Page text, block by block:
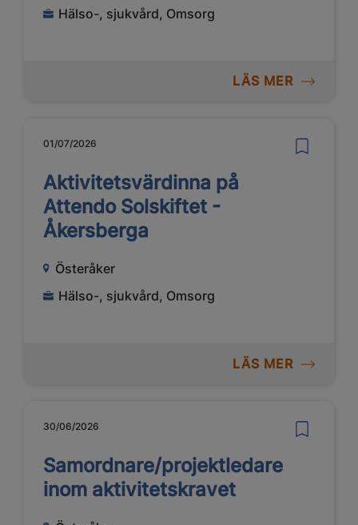
Hälso-, sjukvård, Omsorg
LÄS MER
01/07/2026
Aktivitetsvärdinna på
Attendo Solskiftet -
Åkersberga
Österåker
Hälso-, sjukvård, Omsorg
LÄS MER
30/06/2026
Samordnare/projektledare
inom aktivitetskravet